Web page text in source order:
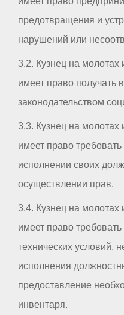
предотвращения и
нарушений или
3.2. Кузнец на молотах
имеет право получать
законодательством
3.3. Кузнец на молотах
имеет право
исполнении своих
осуществлении прав.
3.4. Кузнец на молотах
имеет право
технических условий,
исполнения
предоставление
инвентаря.